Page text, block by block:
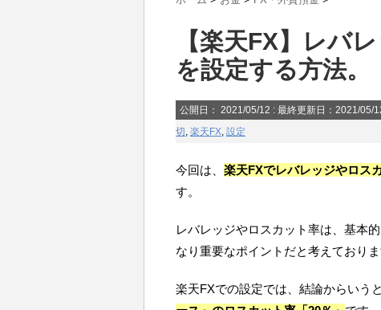
【楽天FX】レバ
を設定する方法。
公開日： 2021/05/12 : 最終更新日：2021/05/
切, 楽天FX, 設定
今回は、 楽天FXでレバレッジやロス
す。
レバレッジやロスカット率は、基本
なり重要なポイントだと考えておりま
楽天FXでの設定では、結論からいうと